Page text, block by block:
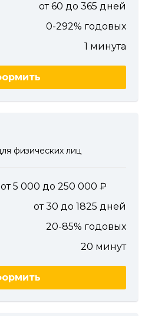
от 60 до 365 дней
0-292% годовых
1 минута
физических лиц
от 5 000 до 250 000
от 30 до 1825 дней
20-85% годовых
20 минут